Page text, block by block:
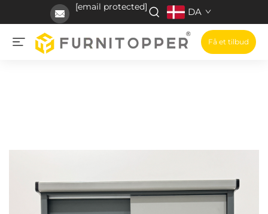
[email protected] DA
Få et tilbud